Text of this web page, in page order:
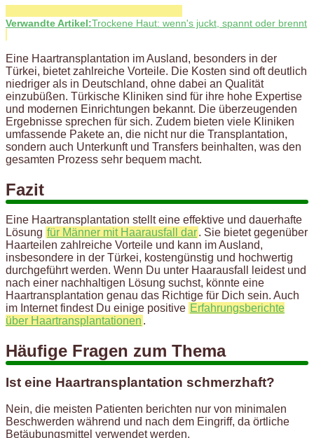
Verwandte Artikel:Trockene Haut: wenn's juckt, spannt oder brennt
Eine Haartransplantation im Ausland, besonders in der
Türkei, bietet zahlreiche Vorteile. Die Kosten sind oft deutlich
niedriger als in Deutschland, ohne dabei an Qualität
einzubüßen. Türkische Kliniken sind für ihre hohe Expertise
und modernen Einrichtungen bekannt. Die überzeugenden
Ergebnisse sprechen für sich. Zudem bieten viele Kliniken
umfassende Pakete an, die nicht nur die Transplantation,
sondern auch Unterkunft und Transfers beinhalten, was den
gesamten Prozess sehr bequem macht.
Fazit
Eine Haartransplantation stellt eine effektive und dauerhafte
Lösung für Männer mit Haarausfall dar. Sie bietet gegenüber
Haarteilen zahlreiche Vorteile und kann im Ausland,
insbesondere in der Türkei, kostengünstig und hochwertig
durchgeführt werden. Wenn Du unter Haarausfall leidest und
nach einer nachhaltigen Lösung suchst, könnte eine
Haartransplantation genau das Richtige für Dich sein. Auch
im Internet findest Du einige positive Erfahrungsberichte
über Haartransplantationen .
Häufige Fragen zum Thema
Ist eine Haartransplantation schmerzhaft?
Nein, die meisten Patienten berichten nur von minimalen
Beschwerden während und nach dem Eingriff, da örtliche
Betäubungsmittel verwendet werden.